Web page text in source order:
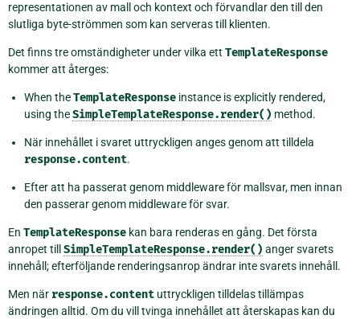
representationen av mall och kontext och förvandlar den till den
slutliga byte-strömmen som kan serveras till klienten.
Det finns tre omständigheter under vilka ett TemplateResponse
kommer att återges:
When theTemplateResponse instance is explicitly rendered,
using theSimpleTemplateResponse.render() method.
När innehållet i svaret uttryckligen anges genom att tilldela
response.content.
Efter att ha passerat genom middleware för mallsvar, men innan
den passerar genom middleware för svar.
En TemplateResponse kan bara renderas en gång. Det första
anropet till SimpleTemplateResponse.render() anger svarets
innehåll; efterföljande renderingsanrop ändrar inte svarets innehåll.
Men när response.content uttryckligen tilldelas tillämpas
ändringen alltid. Om du vill tvinga innehållet att återskapas kan du